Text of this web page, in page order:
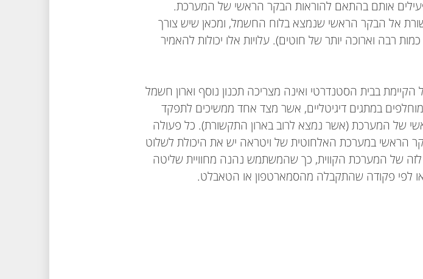
אותם בהתאם להוראות הבקר הראשי של המערכת.
אל הבקר הראשי שנמצא בלוח החשמל, ומכאן שיש צורך
רבה וארוכה יותר של חוטים). עלויות אלו יכולות להאמיר
בבית הסטנדרטי ואינה מצריכה תכנון נוסף וארון חשמל
במתגים דיגיטליים, אשר מצד אחד ממשיכים לתפקד
של המערכת (אשר נמצא לרוב בארון התקשורת). כל פעולה
הראשי במערכת האלחוטית של ויטראה יש את היכולת לשלוט
של המערכת הקווית, כך שהמשתמש נהנה מחוויית שליטה
או לפי פקודה שהתקבלה מהסמארטפון או הטאבלט.